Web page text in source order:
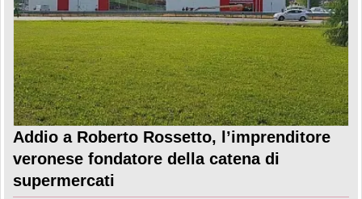
Addio a Roberto Rossetto, l’imprenditore
veronese fondatore della catena di
supermercati